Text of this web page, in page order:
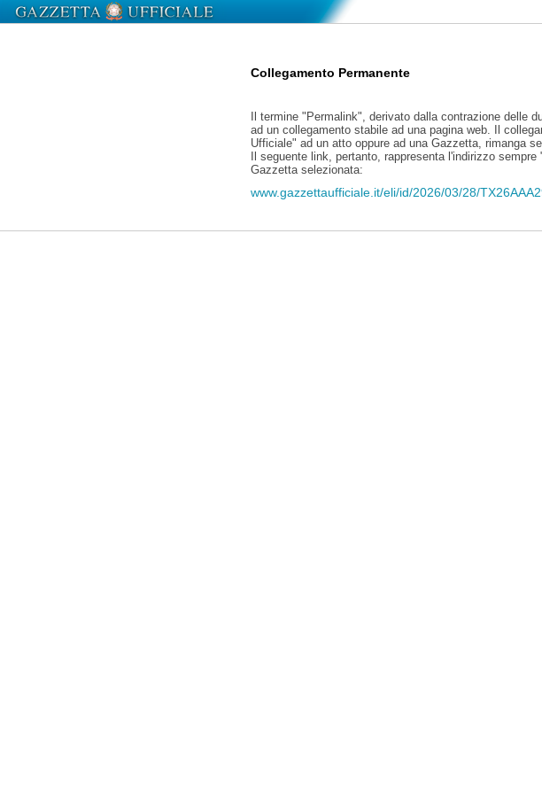
Collegamento Permanente
Il termine "Permalink", derivato dalla contrazione delle
ad un collegamento stabile ad una pagina web. Il
Ufficiale" ad un atto oppure ad una Gazzetta, rimanga
Il seguente link, pertanto, rappresenta l'indirizzo
Gazzetta selezionata:
www.gazzettaufficiale.it/eli/id/2026/03/28/